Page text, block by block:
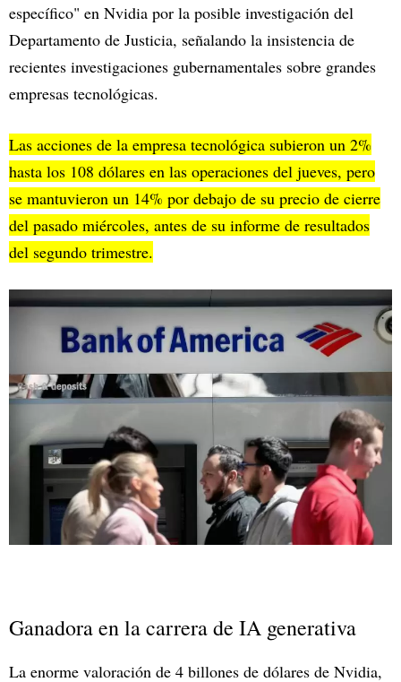
específico" en Nvidia por la posible investigación del
Departamento de Justicia, señalando la insistencia de
recientes investigaciones gubernamentales sobre grandes
empresas tecnológicas.
Las acciones de la empresa tecnológica subieron un 2%
hasta los 108 dólares en las operaciones del jueves, pero
se mantuvieron un 14% por debajo de su precio de cierre
del pasado miércoles, antes de su informe de resultados
del segundo trimestre.
Ganadora en la carrera de IA generativa
La enorme valoración de 4 billones de dólares de Nvidia,